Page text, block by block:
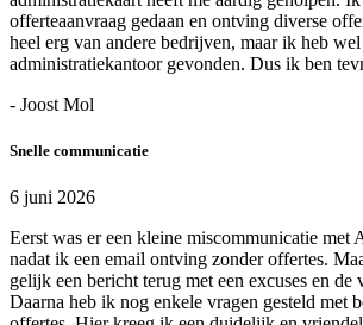
offerteaanvraag gedaan en ontving diverse
heel erg van andere bedrijven, maar ik heb
administratiekantoor gevonden. Dus ik ben
- Joost Mol
Snelle communicatie
6 juni 2026
Eerst was er een kleine miscommunicatie met
nadat ik een email ontving zonder offertes.
gelijk een bericht terug met een excuses en de
Daarna heb ik nog enkele vragen gesteld met